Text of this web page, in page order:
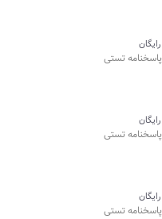
رایگان
پاسخنامه تستی
رایگان
پاسخنامه تستی
رایگان
پاسخنامه تستی